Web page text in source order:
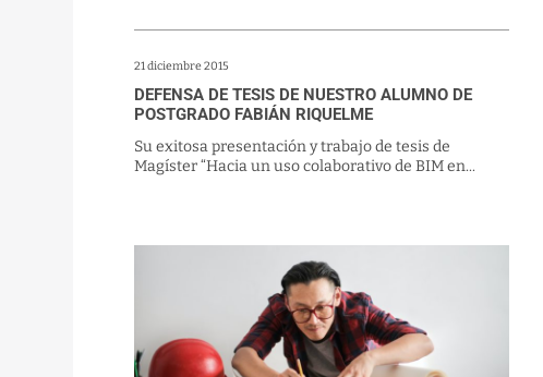
21 diciembre 2015
DEFENSA DE TESIS DE NUESTRO ALUMNO DE
POSTGRADO FABIÁN RIQUELME
Su exitosa presentación y trabajo de tesis de
Magíster “Hacia un uso colaborativo de BIM en...